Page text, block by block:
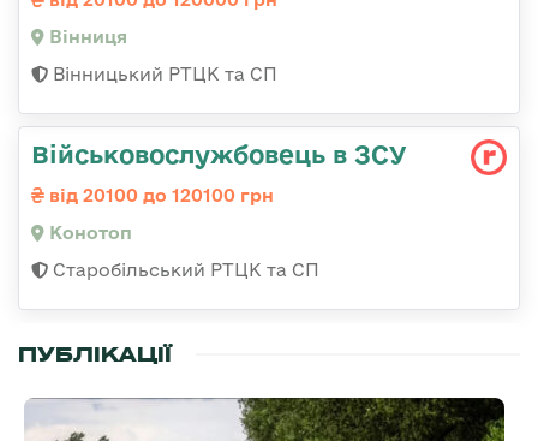
Вінниця
Вінницький РТЦК та СП
Військовослужбовець в ЗСУ
від 20100 до 120100 грн
Конотоп
Старобільський РТЦК та СП
ПУБЛІКАЦІЇ